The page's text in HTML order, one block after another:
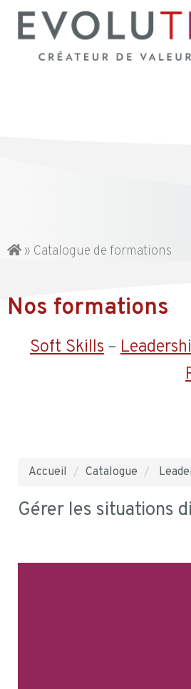
» Catalogue de formations
Nos formations
Soft Skills –
Accueil Catalogue
Gérer les situations